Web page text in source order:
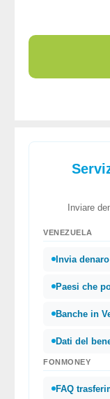
Inviare
VENEZUELA
Invia
Paesi che
Banche in
Dati del
FONMONEY
FAQ